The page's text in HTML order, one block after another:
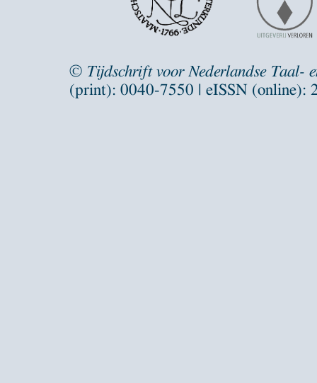
© Tijdschrift voor Nederlandse Taal-
(print): 0040-7550 | eISSN (online):